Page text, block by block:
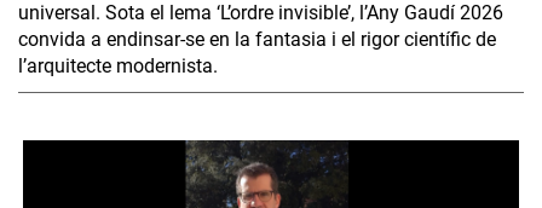
universal. Sota el lema ‘L’ordre invisible’, l’Any Gaudí 2026
convida a endinsar-se en la fantasia i el rigor científic de
l’arquitecte modernista.